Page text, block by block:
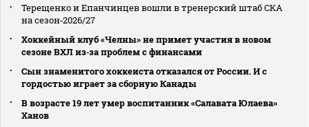
Терещенко и Епанчинцев вошли в тренерский штаб СКА
на сезон‑2026/27
Хоккейный клуб «Челны» не примет участия в новом
сезоне ВХЛ из‑за проблем с финансами
Сын знаменитого хоккеиста отказался от России. И с
гордостью играет за сборную Канады
В возрасте 19 лет умер воспитанник «Салавата Юлаева»
Ханов